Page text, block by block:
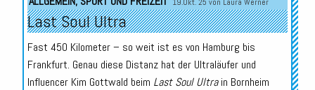
Last Soul Ultra
Fast 450 Kilometer – so weit ist es von Hamburg bis
Frankfurt. Genau diese Distanz hat der Ultraläufer und
Influencer Kim Gottwald beim Last Soul Ultrain Bornheim